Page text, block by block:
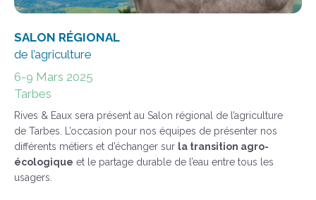
SALON RÉGIONAL
de l’agriculture
6-9 Mars 2025
Tarbes
Rives & Eaux sera présent au Salon régional de l’agriculture
de Tarbes. L’occasion pour nos équipes de présenter nos
différents métiers et d’échanger sur la transition agro-
écologique et le partage durable de l’eau entre tous les
usagers.